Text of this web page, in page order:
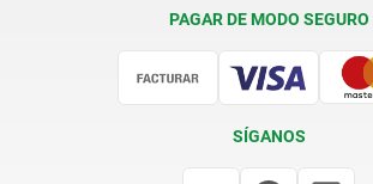
PAGAR DE MODO SEGURO
SÍGANOS